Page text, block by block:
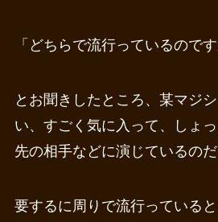
「どちらで流行っているのです
とお聞きしたところ、某マジ
い、すごく気に入って、しょ
先の相手などに演じているのだ
要するに周りで流行っている